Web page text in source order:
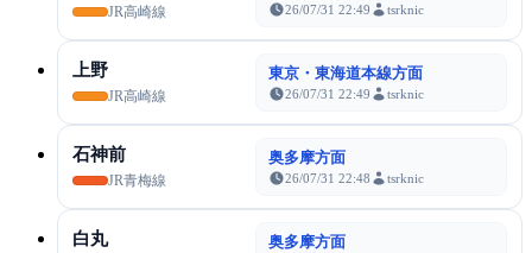
JR高崎線 26/07/31 22:49 tsrknic
上野
JR高崎線
東京・東海道本線方面
26/07/31 22:49 tsrknic
石神前
JR青梅線
奥多摩方面
26/07/31 22:48 tsrknic
白丸 奥多摩方面